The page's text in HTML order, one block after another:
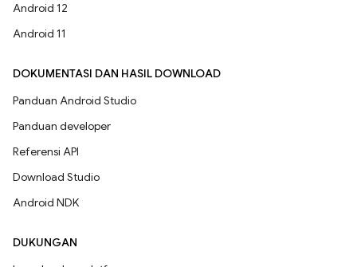
Android 12
Android 11
DOKUMENTASI DAN HASIL DOWNLOAD
Panduan Android Studio
Panduan developer
Referensi API
Download Studio
Android NDK
DUKUNGAN